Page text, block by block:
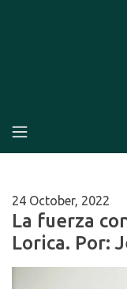
Periódico el
Investigación,
24 October, 2022
La fuerza
Lorica. Por: